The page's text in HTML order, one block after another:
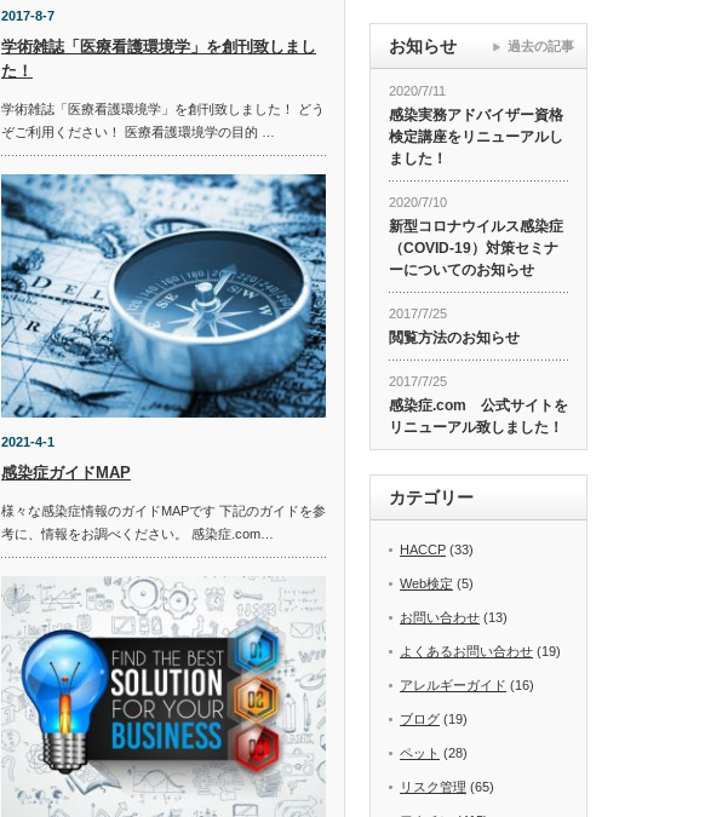
2017-8-7
学術雑誌「医療看護環境学」を創刊致しまし
た！
学術雑誌「医療看護環境学」を創刊致しました！ どう
ぞご利用ください！ 医療看護環境学の目的 …
2021-4-1
感染症ガイドMAP
様々な感染症情報のガイドMAPです 下記のガイドを参
考に、情報をお調べください。 感染症.com…
お知らせ
2020/7/11
感染実務アドバイザー資格
検定講座をリニューアルし
ました！
2020/7/10
新型コロナウイルス感染症
（COVID-19）対策セミナ
ーについてのお知らせ
2017/7/25
閲覧方法のお知らせ
2017/7/25
感染症.com 公式サイトを
リニューアル致しました！
過去の記事
カテゴリー
HACCP (33)
Web検定 (5)
お問い合わせ (13)
よくあるお問い合わせ (19)
アレルギーガイド (16)
ブログ (19)
ペット (28)
リスク管理 (65)